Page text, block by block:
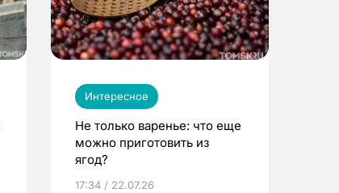
Интересное
Не только варенье: что еще
можно приготовить из
ягод?
17:34 / 22.07.26